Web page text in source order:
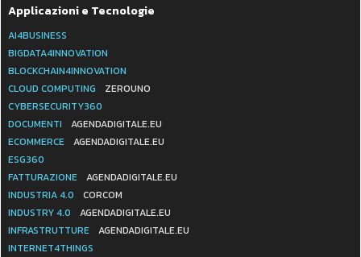
Applicazioni e Tecnologie
AI4BUSINESS
BIGDATA4INNOVATION
BLOCKCHAIN4INNOVATION
CLOUD COMPUTING
ZEROUNO
CYBERSECURITY360
DOCUMENTI
AGENDADIGITALE.EU
ECOMMERCE
AGENDADIGITALE.EU
ESG360
FATTURAZIONE
AGENDADIGITALE.EU
INDUSTRIA 4.0
CORCOM
INDUSTRY 4.0
AGENDADIGITALE.EU
INFRASTRUTTURE
AGENDADIGITALE.EU
INTERNET4THINGS